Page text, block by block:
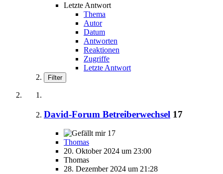
Letzte Antwort
Thema
Autor
Datum
Antworten
Reaktionen
Zugriffe
Letzte Antwort
Filter
David-Forum Betreiberwechsel 17
17
Thomas
20. Oktober 2024 um 23:00
Thomas
28. Dezember 2024 um 21:28